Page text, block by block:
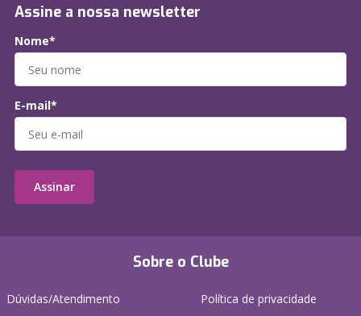
Sobre o Clube
Dúvidas/Atendimento
Política de privacidade
Assine a nossa newsletter
Nome*
E-mail*
Assinar